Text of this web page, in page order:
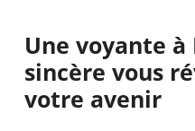
Une voyante
sincère vous
votre avenir